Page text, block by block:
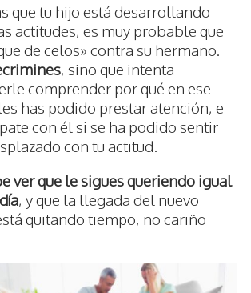
que tu hijo está desarrollando
actitudes, es muy probable que
de celos» contra su hermano.
, sino que intenta
comprender por qué en ese
has podido prestar atención, e
con él si se ha podido sentir
con tu actitud.
ver que le sigues queriendo igual
, y que la llegada del nuevo
quitando tiempo, no cariño